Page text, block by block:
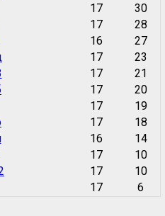
17
30
17
28
16
27
17
23
17
21
17
20
17
19
17
18
16
14
17
10
17
10
17 6